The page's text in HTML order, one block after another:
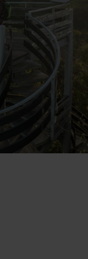
15 km
entlang